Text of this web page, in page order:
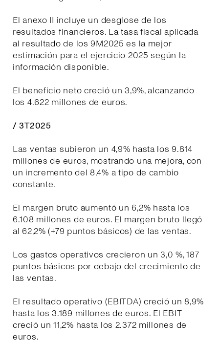
El anexo II incluye un desglose de los
resultados financieros. La tasa fiscal aplicada
al resultado de los 9M2025 es la mejor
estimación para el ejercicio 2025 según la
información disponible.
El beneficio neto creció un 3,9%, alcanzando
los 4.622 millones de euros.
/ 3T2025
Las ventas subieron un 4,9% hasta los 9.814
millones de euros, mostrando una mejora, con
un incremento del 8,4% a tipo de cambio
constante.
El margen bruto aumentó un 6,2% hasta los
6.108 millones de euros. El margen bruto llegó
al 62,2% (+79 puntos básicos) de las ventas.
Los gastos operativos crecieron un 3,0 %, 187
puntos básicos por debajo del crecimiento de
las ventas.
El resultado operativo (EBITDA) creció un 8,9%
hasta los 3.189 millones de euros. El EBIT
creció un 11,2% hasta los 2.372 millones de
euros.